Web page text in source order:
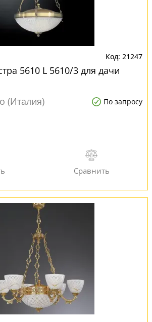
21247
5610 L 5610/3 для дачи
(Италия) По запросу